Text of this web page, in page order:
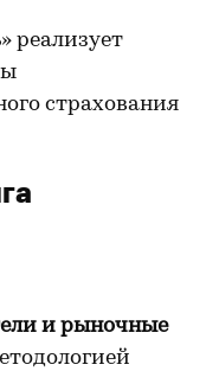
реализует
страхования
и рыночные